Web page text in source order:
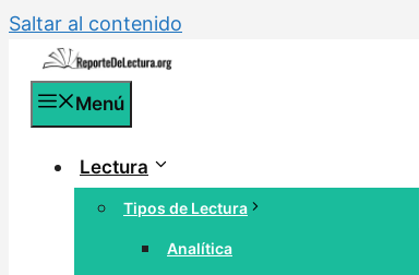
Saltar al contenido
Menú
Lectura
Tipos de Lectura
Analítica